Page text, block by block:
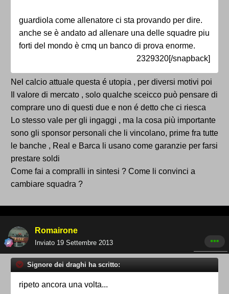
guardiola come allenatore ci sta provando per dire.
anche se è andato ad allenare una delle squadre piu
forti del mondo è cmq un banco di prova enorme.
2329320[/snapback]
Nel calcio attuale questa é utopia , per diversi motivi poi
Il valore di mercato , solo qualche sceicco può pensare di
comprare uno di questi due e non é detto che ci riesca
Lo stesso vale per gli ingaggi , ma la cosa più importante
sono gli sponsor personali che li vincolano, prime fra tutte
le banche , Real e Barca li usano come garanzie per farsi
prestare soldi
Come fai a compralli in sintesi ? Come li convinci a
cambiare squadra ?
Romairone
Inviato 19 Settembre 2013
Signore dei draghi ha scritto:
ripeto ancora una volta...